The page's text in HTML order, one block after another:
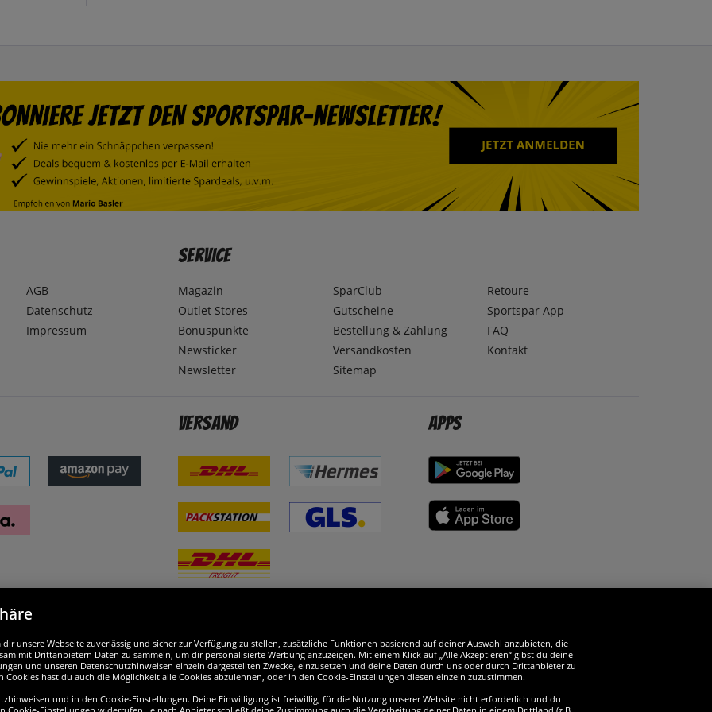
AGB
Datenschutz
Impressum
Service
Magazin
Outlet Stores
Bonuspunkte
Newsticker
Newsletter
SparClub
Gutscheine
Bestellung & Zahlung
Versandkosten
Sitemap
Retoure
Sportspar App
FAQ
Kontakt
Versand Apps
unsere Webseite zuverlässig und sicher zur Verfügung zu stellen, zusätzliche Funktionen basierend auf deiner Auswahl anzubieten, die
mit Drittanbietern Daten zu sammeln, um dir personalisierte Werbung anzuzeigen. Mit einem Klick auf „Alle Akzeptieren“ gibst du deine
und unseren Datenschutzhinweisen einzeln dargestellten Zwecke, einzusetzen und deine Daten durch uns oder durch Drittanbieter zu
hast du auch die Möglichkeit alle Cookies abzulehnen, oder in den Cookie-Einstellungen diesen einzeln zuzustimmen.
und in den Cookie-Einstellungen. Deine Einwilligung ist freiwillig, für die Nutzung unserer Website nicht erforderlich und du